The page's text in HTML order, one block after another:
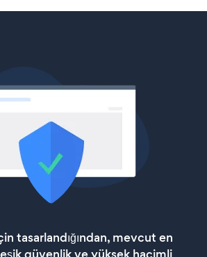
tasarlandığından, mevcut en